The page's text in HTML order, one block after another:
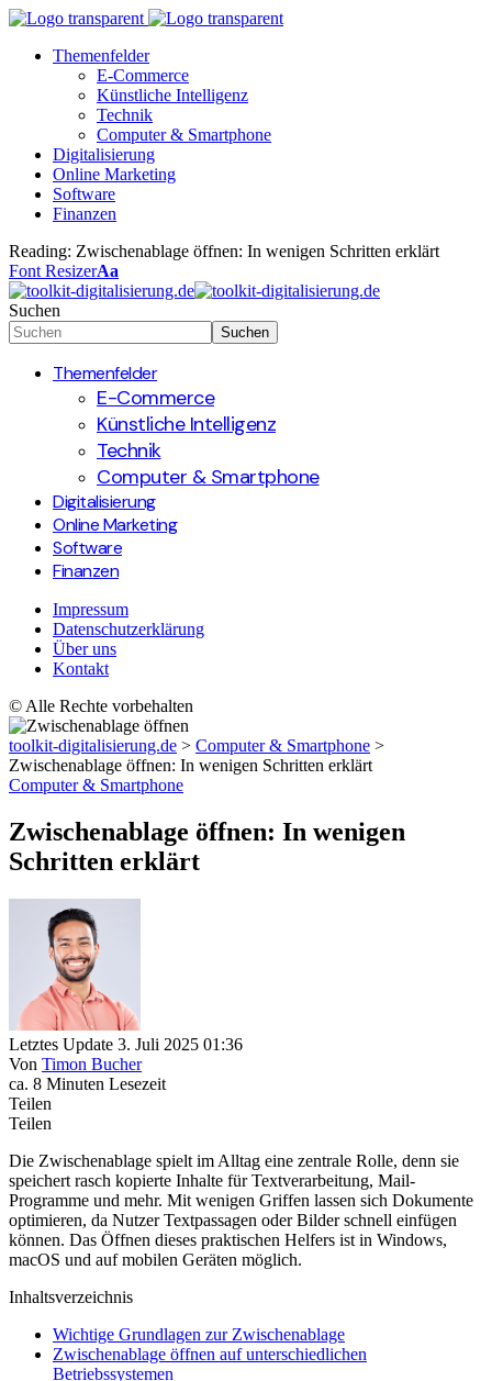
Themenfelder
E-Commerce
Künstliche Intelligenz
Technik
Computer & Smartphone
Digitalisierung
Online Marketing
Software
Finanzen
Reading: Zwischenablage öffnen: In wenigen Schritten erklärt
Font ResizerAa
Suchen
Themenfelder
E-Commerce
Künstliche Intelligenz
Technik
Computer & Smartphone
Digitalisierung
Online Marketing
Software
Finanzen
Impressum
Datenschutzerklärung
Über uns
Kontakt
© Alle Rechte vorbehalten
toolkit-digitalisierung.de > Computer & Smartphone >
Zwischenablage öffnen: In wenigen Schritten erklärt
Computer & Smartphone
Zwischenablage öffnen: In wenigen
Schritten erklärt
Letztes Update 3. Juli 2025 01:36
Von Timon Bucher
ca. 8 Minuten Lesezeit
Teilen
Teilen
Die Zwischenablage spielt im Alltag eine zentrale Rolle, denn sie
speichert rasch kopierte Inhalte für Textverarbeitung, Mail-
Programme und mehr. Mit wenigen Griffen lassen sich Dokumente
optimieren, da Nutzer Textpassagen oder Bilder schnell einfügen
können. Das Öffnen dieses praktischen Helfers ist in Windows,
macOS und auf mobilen Geräten möglich.
Inhaltsverzeichnis
Wichtige Grundlagen zur Zwischenablage
Zwischenablage öffnen auf unterschiedlichen
Betriebssystemen